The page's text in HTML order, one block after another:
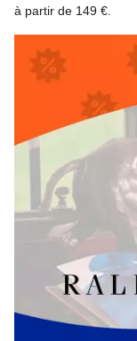
à partir de 149 €.